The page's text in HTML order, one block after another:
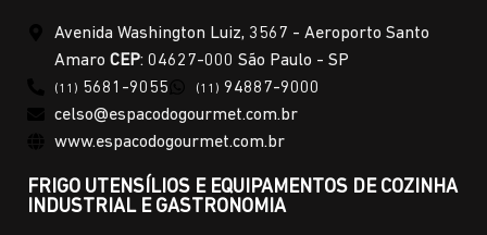
Avenida Washington Luiz, 3567 - Aeroporto Santo
Amaro CEP: 04627-000 São Paulo - SP
(11) 5681-9055 (11) 94887-9000
celso@espacodogourmet.com.br
www.espacodogourmet.com.br
FRIGO UTENSÍLIOS E EQUIPAMENTOS DE COZINHA
INDUSTRIAL E GASTRONOMIA